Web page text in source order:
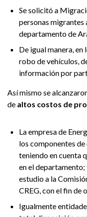
Se solicitó a
personas migrantes
departamento de
De igual manera, en
robo de vehículos,
información por
Así mismo se
de altos costos de
La empresa de
los componentes
teniendo en cuenta
en el departamento;
estudio a la
CREG, con el fin de
Igualmente